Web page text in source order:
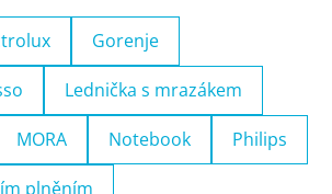
Gorenje
Lednička s mrazákem
MORA Notebook Philips
plněním